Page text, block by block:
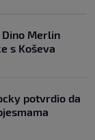
Dino Merlin
s Koševa
potvrdio da